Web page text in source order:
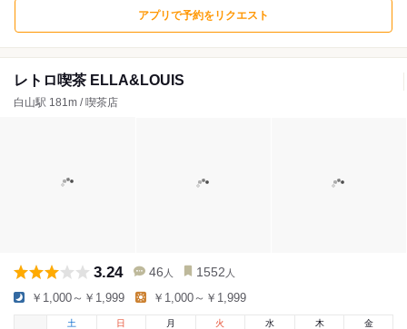
アプリで予約をリクエスト
レトロ喫茶 ELLA&LOUIS
白山駅 181m / 喫茶店
3.24 46 人 1552 人
￥1,000～￥1,999 ￥1,000～￥1,999
土
日 月 火 水 木 金